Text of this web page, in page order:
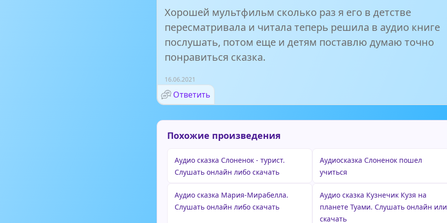
Хорошей мультфильм сколько раз я его в детстве
пересматривала и читала теперь решила в аудио книге
послушать, потом еще и детям поставлю думаю точно
понравиться сказка.
16.06.2021
Ответить
Похожие произведения
Аудио сказка Слоненок - турист.
Слушать онлайн либо скачать
Аудиосказка Слоненок пошел
учиться
Аудио сказка Мария-Мирабелла.
Слушать онлайн либо скачать
Аудио сказка Кузнечик Кузя на
планете Туами. Слушать онлайн или
скачать